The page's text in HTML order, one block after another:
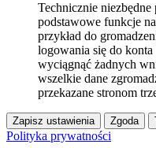
Technicznie
podstawowe funkcje
przykład do
logowania się do
wyciągnąć żadnych
wszelkie dane
przekazane stronom
Zapisz ustawienia Zgoda
Polityka prywatności